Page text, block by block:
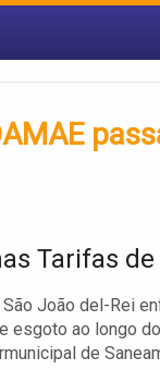
Tarifas
João del-Rei
esgoto ao longo
de